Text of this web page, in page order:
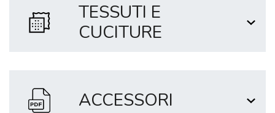
TESSUTI E
CUCITURE
ACCESSORI